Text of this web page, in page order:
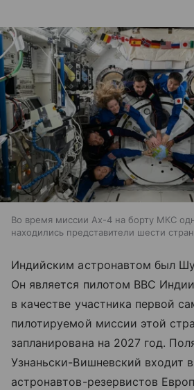
Во время миссии Ax-4 на борту МКС
находились представители шести стран
Индийским астронавтом был
Он является пилотом ВВС
в качестве участника первой
пилотируемой миссии этой
запланирована на 2027 год.
Узнаньски-Вишневский входит
астронавтов-резервистов